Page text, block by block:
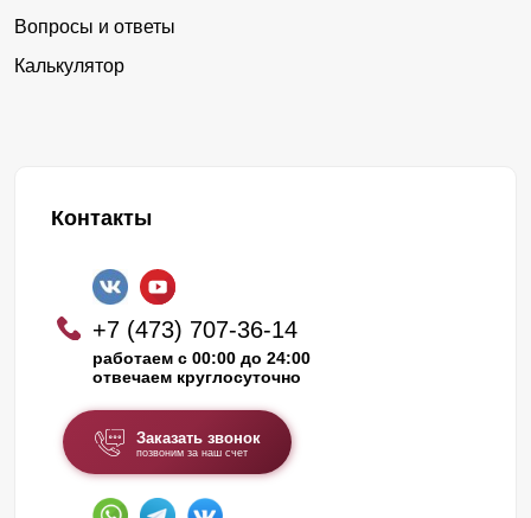
Вопросы и ответы
Калькулятор
Контакты
+7 (473) 707-36-14
работаем с 00:00 до 24:00
отвечаем круглосуточно
Заказать звонок
позвоним за наш счет